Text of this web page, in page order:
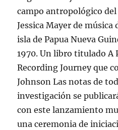
campo antropológico
Jessica Mayer de música
isla de Papua Nueva
1970. Un libro titulado A
Recording Journey que
Johnson Las notas de
investigación se
con este lanzamiento
una ceremonia de